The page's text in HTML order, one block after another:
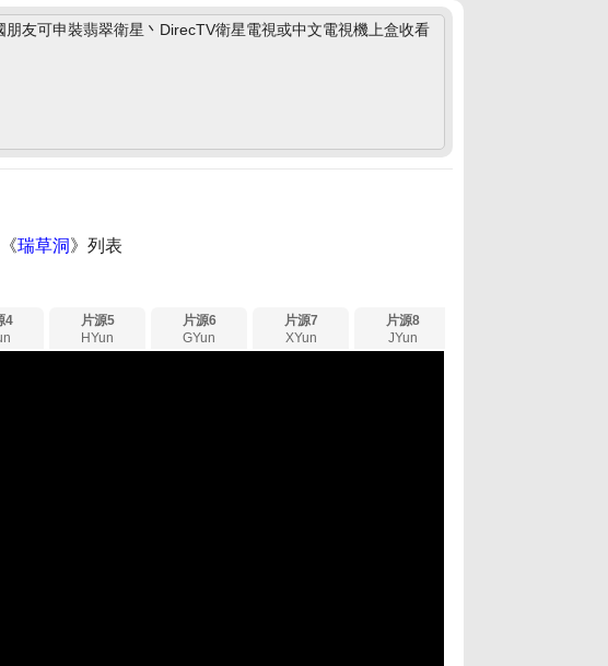
友可申裝翡翠衛星丶DirecTV衛星電視或中文電視機上盒收看
瑞草洞》列表
4
片源5
HYun
片源6
GYun
片源7
XYun
片源8
JYun